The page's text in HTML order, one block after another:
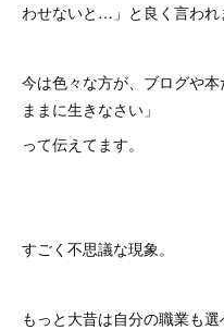
わせないと…」と良く言われ
今は色々な方が、ブログや
ままに生きなさい」
って伝えてます。
すごく不思議な現象。
もっと大昔は自分の職業も